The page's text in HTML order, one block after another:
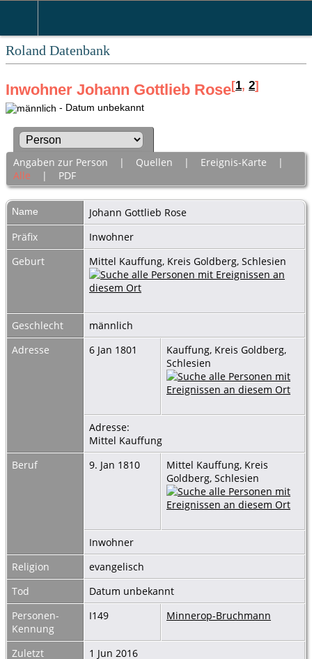
Roland Datenbank
Inwohner Johann Gottlieb Rose[1, 2]
- Datum unbekannt
Angaben zur Person | Quellen | Ereignis-Karte |
Alle | PDF
Name Johann Gottlieb Rose
Präfix
Inwohner
Geburt
Mittel Kauffung, Kreis Goldberg, Schlesien
Geschlecht
männlich
Adresse
6 Jan 1801
Kauffung, Kreis Goldberg,
Schlesien
Adresse:
Mittel Kauffung
Beruf
9. Jan 1810
Mittel Kauffung, Kreis
Goldberg, Schlesien
Inwohner
Religion
evangelisch
Tod
Datum unbekannt
Personen-
Kennung
I149 Minnerop-Bruchmann
Zuletzt
1 Jun 2016